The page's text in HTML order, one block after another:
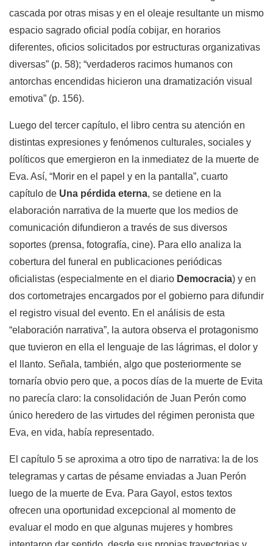
cascada por otras misas y en el oleaje resultante un mismo
espacio sagrado oficial podía cobijar, en horarios
diferentes, oficios solicitados por estructuras organizativas
diversas” (p. 58); “verdaderos racimos humanos con
antorchas encendidas hicieron una dramatización visual
emotiva” (p. 156).
Luego del tercer capítulo, el libro centra su atención en
distintas expresiones y fenómenos culturales, sociales y
políticos que emergieron en la inmediatez de la muerte de
Eva. Así, “Morir en el papel y en la pantalla”, cuarto
capítulo de Una pérdida eterna, se detiene en la
elaboración narrativa de la muerte que los medios de
comunicación difundieron a través de sus diversos
soportes (prensa, fotografía, cine). Para ello analiza la
cobertura del funeral en publicaciones periódicas
oficialistas (especialmente en el diario Democracia) y en
dos cortometrajes encargados por el gobierno para difundir
el registro visual del evento. En el análisis de esta
“elaboración narrativa”, la autora observa el protagonismo
que tuvieron en ella el lenguaje de las lágrimas, el dolor y
el llanto. Señala, también, algo que posteriormente se
tornaría obvio pero que, a pocos días de la muerte de Evita
no parecía claro: la consolidación de Juan Perón como
único heredero de las virtudes del régimen peronista que
Eva, en vida, había representado.
El capítulo 5 se aproxima a otro tipo de narrativa: la de los
telegramas y cartas de pésame enviadas a Juan Perón
luego de la muerte de Eva. Para Gayol, estos textos
ofrecen una oportunidad excepcional al momento de
evaluar el modo en que algunas mujeres y hombres